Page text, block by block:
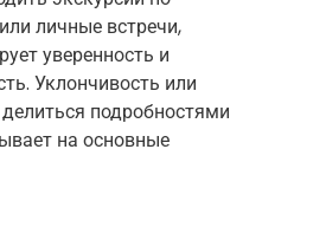
личные встречи,
уверенность и
Уклончивость или
подробностями
на основные